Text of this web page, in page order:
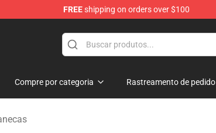
FREEshipping on orders over $100
Compre por categoria Rastreamento de pedido